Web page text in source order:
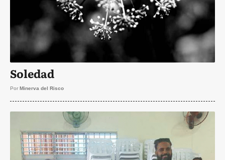
Soledad
Por Minerva del Risco